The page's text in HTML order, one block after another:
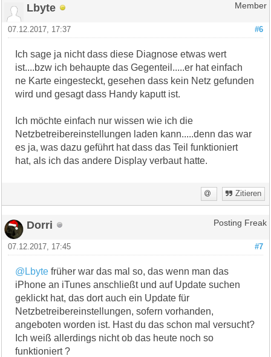
Lbyte Member
#6
07.12.2017, 17:37
Ich sage ja nicht dass diese Diagnose etwas wert
ist....bzw ich behaupte das Gegenteil.....er hat einfach
ne Karte eingesteckt, gesehen dass kein Netz gefunden
wird und gesagt dass Handy kaputt ist.
Ich möchte einfach nur wissen wie ich die
Netzbetreibereinstellungen laden kann.....denn das war
es ja, was dazu geführt hat dass das Teil funktioniert
hat, als ich das andere Display verbaut hatte.
Zitieren
Dorri Posting Freak
#7
07.12.2017, 17:45
@Lbyte früher war das mal so, das wenn man das
iPhone an iTunes anschließt und auf Update suchen
geklickt hat, das dort auch ein Update für
Netzbetreibereinstellungen, sofern vorhanden,
angeboten worden ist. Hast du das schon mal versucht?
Ich weiß allerdings nicht ob das heute noch so
funktioniert ?